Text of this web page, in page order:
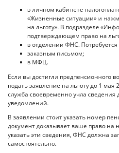
в личном кабинете
«Жизненные ситуации» и
на льготу». В подразделе
подтверждающем право на
в отделении ФНС. Потребуется
заказным письмом;
в МФЦ.
Если вы достигли предпенсионного
подать заявление на льготу до 1 мая
служба своевременно учла сведения
уведомлений.
В заявлении стоит указать номер
документ доказывает ваше право на
указать эти сведения, ФНС должна
самостоятельно.